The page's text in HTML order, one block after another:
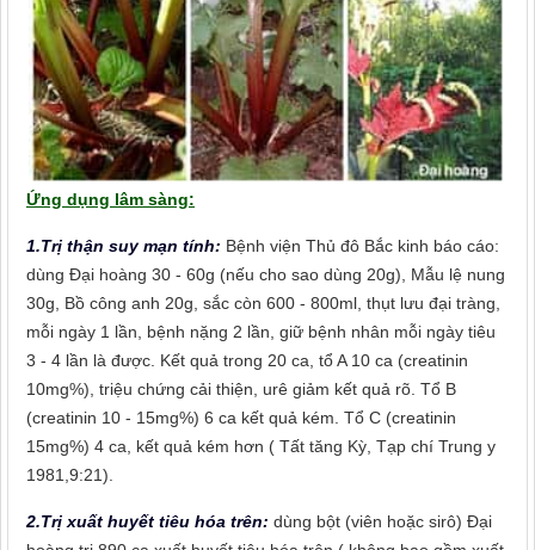
Ứng dụng lâm sàng:
1.Trị thận suy mạn tính: Bệnh viện Thủ đô Bắc kinh báo cáo:
dùng Đại hoàng 30 - 60g (nếu cho sao dùng 20g), Mẫu lệ nung
30g, Bồ công anh 20g, sắc còn 600 - 800ml, thụt lưu đại tràng,
mỗi ngày 1 lần, bệnh nặng 2 lần, giữ bệnh nhân mỗi ngày tiêu
3 - 4 lần là được. Kết quả trong 20 ca, tổ A 10 ca (creatinin
10mg%), triệu chứng cải thiện, urê giảm kết quả rõ. Tổ B
(creatinin 10 - 15mg%) 6 ca kết quả kém. Tổ C (creatinin
15mg%) 4 ca, kết quả kém hơn ( Tất tăng Kỳ, Tạp chí Trung y
1981,9:21).
2.Trị xuất huyết tiêu hóa trên: dùng bột (viên hoặc sirô) Đại